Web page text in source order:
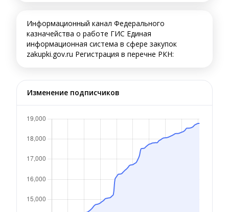
Информационный канал Федерального
казначейства о работе ГИС Единая
информационная система в сфере закупок
zakupki.gov.ru Регистрация в перечне РКН:
Изменение подписчиков